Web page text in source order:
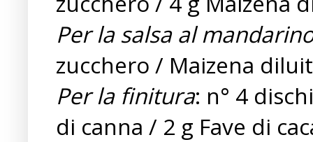
Per la salsa al
zucchero / Maizena
Per la finitura: n° 4
di canna / 2 g Fave di